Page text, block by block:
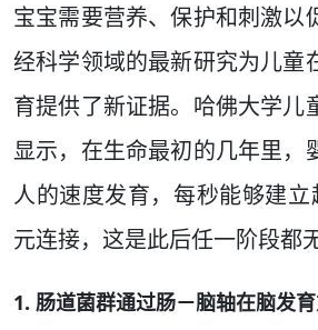
宝宝需要营养、保护和刺激以
经科学领域的最新研究为儿童
育提供了新证据。哈佛大学儿
显示，在生命最初的几年里，
人的速度发育，每秒能够建
元连接，这是此后任一阶段都
1. 肠道菌群通过肠－脑轴在脑发